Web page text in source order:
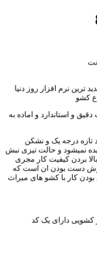
ترین نرم افزار روز دنیا
کشو
و استاندارد و اماده به
تازه درجه یک و نشکن
نمیشود و حالت تیزی نبش
بردن کیفیت کار مجری
دست بودن ان است که
کار با کشو های میراث
کشویی دارای یک کد